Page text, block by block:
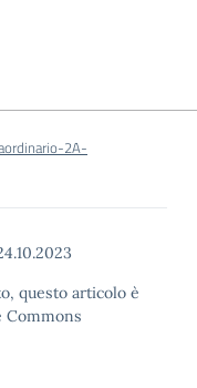
2A-
questo articolo è
Commons